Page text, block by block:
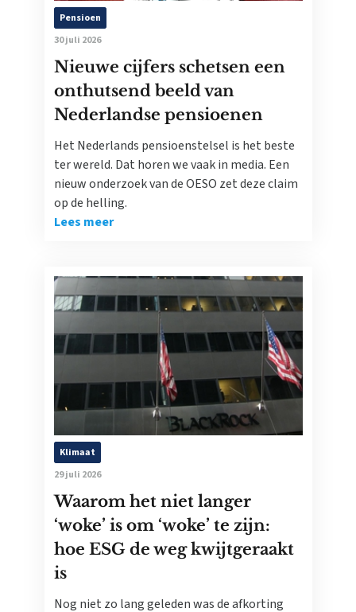
Pensioen
30 juli 2026
Nieuwe cijfers schetsen een
onthutsend beeld van
Nederlandse pensioenen
Het Nederlands pensioenstelsel is het beste
ter wereld. Dat horen we vaak in media. Een
nieuw onderzoek van de OESO zet deze claim
op de helling.
Lees meer
Klimaat
29 juli 2026
Waarom het niet langer
‘woke’ is om ‘woke’ te zijn:
hoe ESG de weg kwijtgeraakt
is
Nog niet zo lang geleden was de afkorting